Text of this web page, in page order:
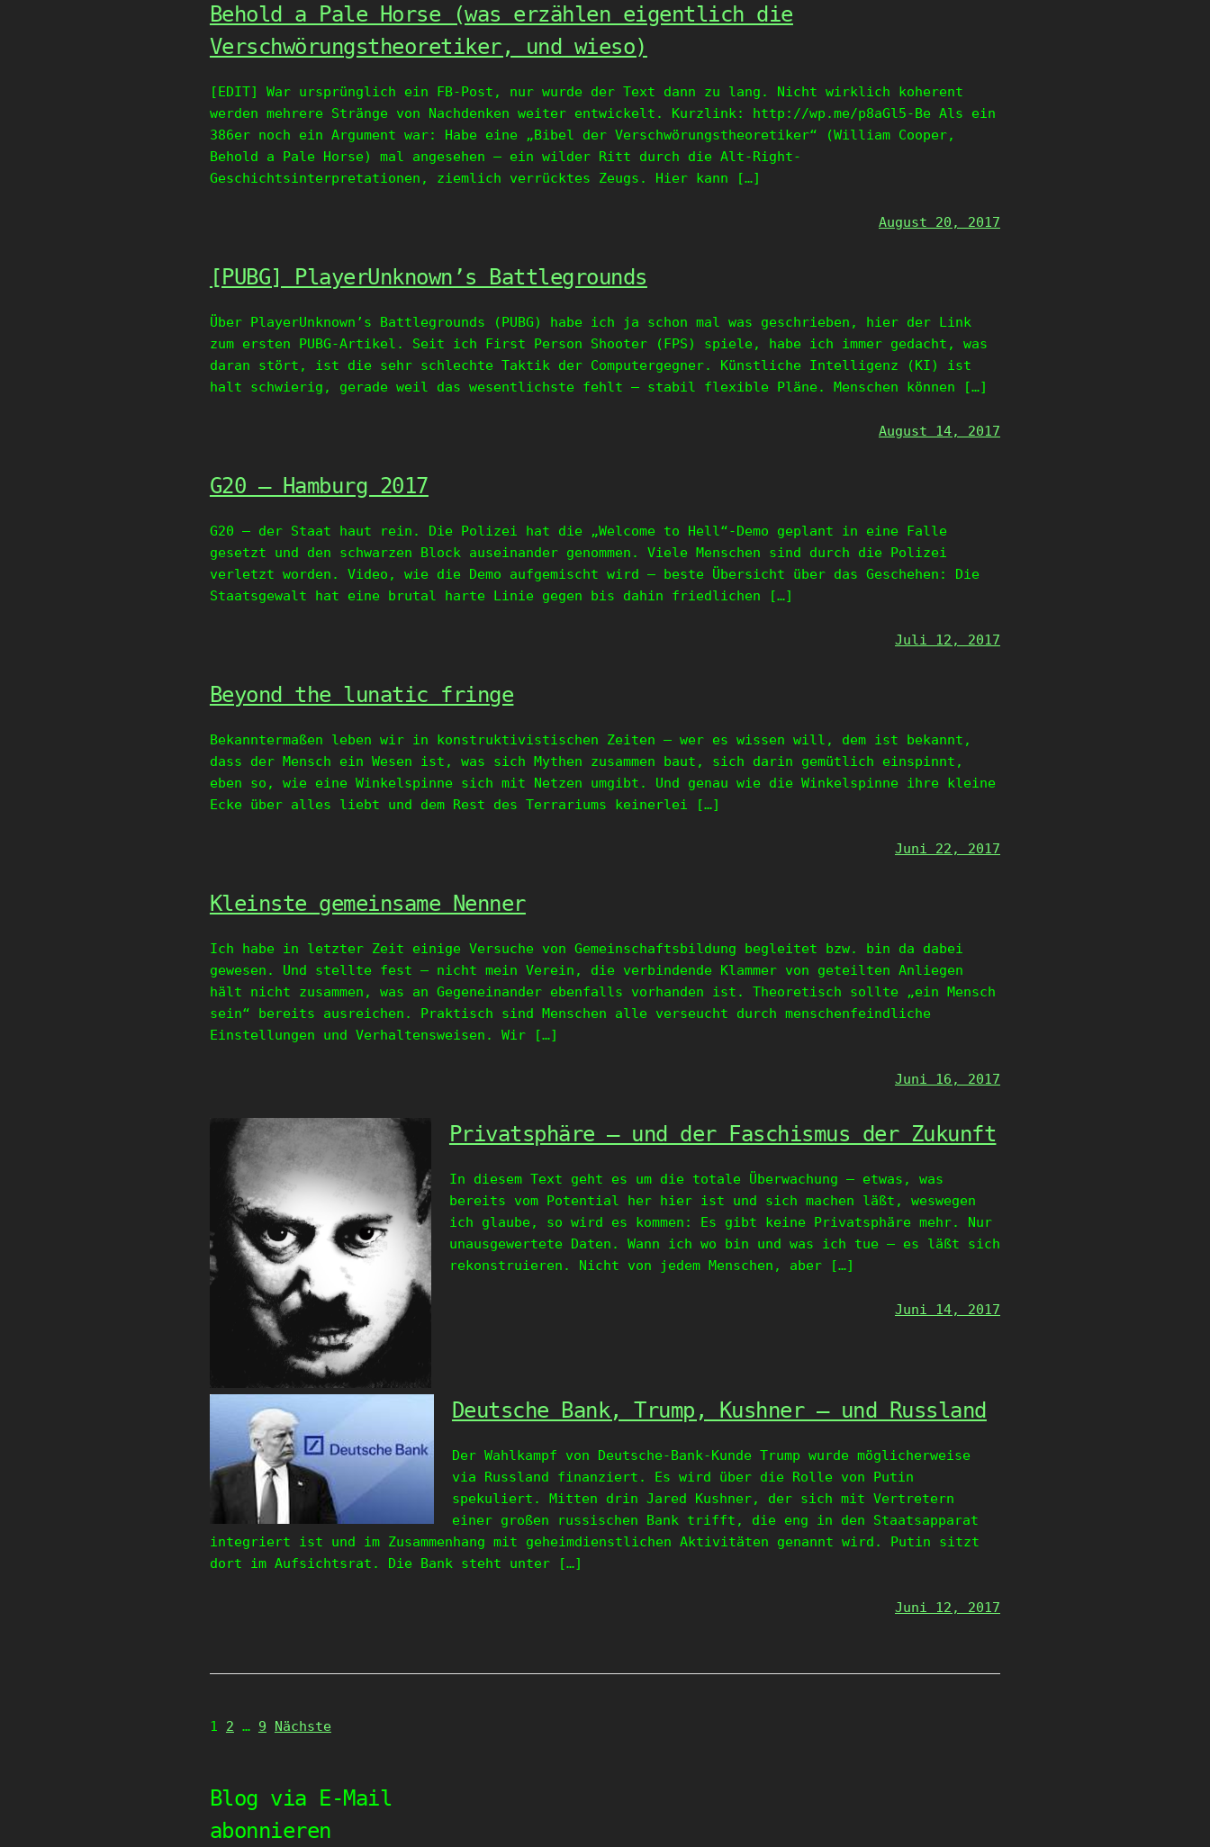
Behold a Pale Horse (was erzählen eigentlich die
Verschwörungstheoretiker, und wieso)
[EDIT] War ursprünglich ein FB-Post, nur wurde der Text dann zu lang. Nicht wirklich koherent
werden mehrere Stränge von Nachdenken weiter entwickelt. Kurzlink: http://wp.me/p8aGl5-Be Als ein
386er noch ein Argument war: Habe eine „Bibel der Verschwörungstheoretiker“ (William Cooper,
Behold a Pale Horse) mal angesehen – ein wilder Ritt durch die Alt-Right-
Geschichtsinterpretationen, ziemlich verrücktes Zeugs. Hier kann […]
August 20, 2017
[PUBG] PlayerUnknown’s Battlegrounds
Über PlayerUnknown’s Battlegrounds (PUBG) habe ich ja schon mal was geschrieben, hier der Link
zum ersten PUBG-Artikel. Seit ich First Person Shooter (FPS) spiele, habe ich immer gedacht, was
daran stört, ist die sehr schlechte Taktik der Computergegner. Künstliche Intelligenz (KI) ist
halt schwierig, gerade weil das wesentlichste fehlt – stabil flexible Pläne. Menschen können […]
August 14, 2017
G20 – Hamburg 2017
G20 – der Staat haut rein. Die Polizei hat die „Welcome to Hell“-Demo geplant in eine Falle
gesetzt und den schwarzen Block auseinander genommen. Viele Menschen sind durch die Polizei
verletzt worden. Video, wie die Demo aufgemischt wird – beste Übersicht über das Geschehen: Die
Staatsgewalt hat eine brutal harte Linie gegen bis dahin friedlichen […]
Juli 12, 2017
Beyond the lunatic fringe
Bekanntermaßen leben wir in konstruktivistischen Zeiten – wer es wissen will, dem ist bekannt,
dass der Mensch ein Wesen ist, was sich Mythen zusammen baut, sich darin gemütlich einspinnt,
eben so, wie eine Winkelspinne sich mit Netzen umgibt. Und genau wie die Winkelspinne ihre kleine
Ecke über alles liebt und dem Rest des Terrariums keinerlei […]
Juni 22, 2017
Kleinste gemeinsame Nenner
Ich habe in letzter Zeit einige Versuche von Gemeinschaftsbildung begleitet bzw. bin da dabei
gewesen. Und stellte fest – nicht mein Verein, die verbindende Klammer von geteilten Anliegen
hält nicht zusammen, was an Gegeneinander ebenfalls vorhanden ist. Theoretisch sollte „ein Mensch
sein“ bereits ausreichen. Praktisch sind Menschen alle verseucht durch menschenfeindliche
Einstellungen und Verhaltensweisen. Wir […]
Juni 16, 2017
Privatsphäre – und der Faschismus der Zukunft
In diesem Text geht es um die totale Überwachung – etwas, was
bereits vom Potential her hier ist und sich machen läßt, weswegen
ich glaube, so wird es kommen: Es gibt keine Privatsphäre mehr. Nur
unausgewertete Daten. Wann ich wo bin und was ich tue – es läßt sich
rekonstruieren. Nicht von jedem Menschen, aber […]
Juni 14, 2017
Deutsche Bank, Trump, Kushner – und Russland
Der Wahlkampf von Deutsche-Bank-Kunde Trump wurde möglicherweise
via Russland finanziert. Es wird über die Rolle von Putin
spekuliert. Mitten drin Jared Kushner, der sich mit Vertretern
einer großen russischen Bank trifft, die eng in den Staatsapparat
integriert ist und im Zusammenhang mit geheimdienstlichen Aktivitäten genannt wird. Putin sitzt
dort im Aufsichtsrat. Die Bank steht unter […]
Juni 12, 2017
Page
1 Page
2 … Page
9 Nächste
Blog via E-Mail
abonnieren